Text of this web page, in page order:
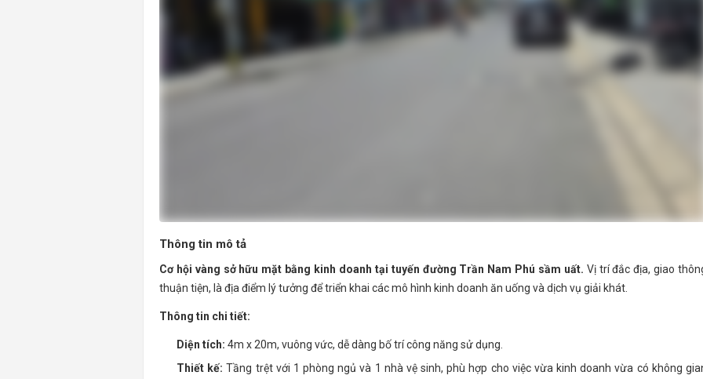
Thông tin mô tả
Cơ hội vàng sở hữu mặt bằng kinh doanh tại tuyến đường Trần Nam Phú sầm uất. Vị trí đắc địa, giao
thuận tiện, là địa điểm lý tưởng để triển khai các mô hình kinh doanh ăn uống và dịch vụ giải khát.
Thông tin chi tiết:
Diện tích: 4m x 20m, vuông vức, dễ dàng bố trí công năng sử dụng.
Thiết kế: Tầng trệt với 1 phòng ngủ và 1 nhà vệ sinh, phù hợp cho việc vừa kinh doanh vừa có không